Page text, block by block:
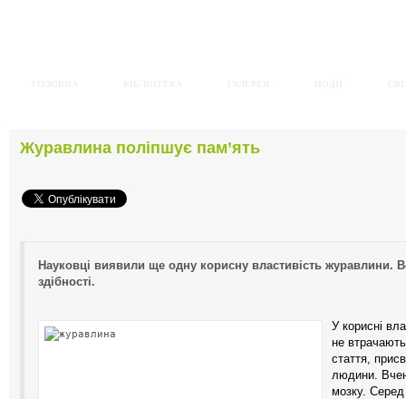
Журавлина поліпшує пам’ять
Науковці виявили ще одну корисну властивість журавлини.
здібності.
У корисні
не
стаття,
людини.
мозку.